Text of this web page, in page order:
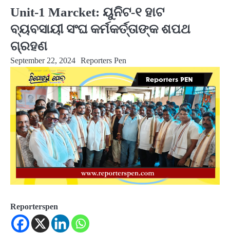
Unit-1 Marcket: ୟୁନିଟ-୧ ହାଟ
ବ୍ୟବସାୟୀ ସଂଘ କର୍ମକର୍ତ୍ତାଙ୍କ ଶପଥ
ଗ୍ରହଣ
September 22, 2024 Reporters Pen
Reporterspen